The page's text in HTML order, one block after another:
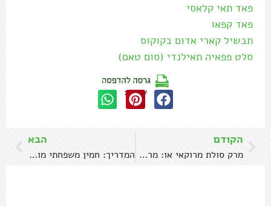
פאד תאי קלאסי
פאד קפאו
תבשיל קארי אדום בקוקוס
סלט פפאיה תאילנדי (סום טאם)
שתפו:
הקודם
מרק סולת מרוקאי או: מרק חשו
הבא
המדריך: חמין משפחתי מושלם בחצי שעה עבודה